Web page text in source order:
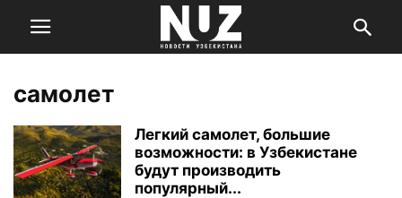
самолет
Легкий самолет, большие
возможности: в Узбекистане
будут производить
популярный...